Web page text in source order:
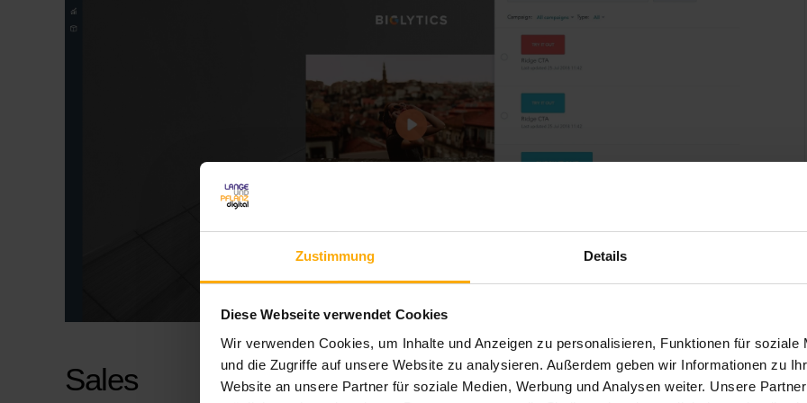
Zustimmung Details
Diese Webseite verwendet Cookies
Wir verwenden Cookies, um Inhalte und Anzeigen zu personalisieren, Funktionen für soziale
und die Zugriffe auf unsere Website zu analysieren. Außerdem geben wir Informationen zu
Website an unsere Partner für soziale Medien, Werbung und Analysen weiter. Unsere
Sales